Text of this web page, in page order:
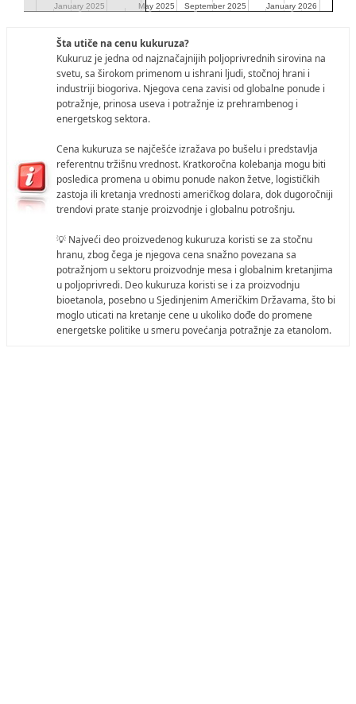
January 2025
January 2025 May 2025
May 2025 September 2025
September 2025 January 2026
January 2026
Šta utiče na cenu kukuruza?
Kukuruz je jedna od najznačajnijih poljoprivrednih sirovina na
svetu, sa širokom primenom u ishrani ljudi, stočnoj hrani i
industriji biogoriva. Njegova cena zavisi od globalne ponude i
potražnje, prinosa useva i potražnje iz prehrambenog i
energetskog sektora.
Cena kukuruza se najčešće izražava po bušelu i predstavlja
referentnu tržišnu vrednost. Kratkoročna kolebanja mogu biti
posledica promena u obimu ponude nakon žetve, logističkih
zastoja ili kretanja vrednosti američkog dolara, dok dugoročniji
trendovi prate stanje proizvodnje i globalnu potrošnju.
💡 Najveći deo proizvedenog kukuruza koristi se za stočnu
hranu, zbog čega je njegova cena snažno povezana sa
potražnjom u sektoru proizvodnje mesa i globalnim kretanjima
u poljoprivredi. Deo kukuruza koristi se i za proizvodnju
bioetanola, posebno u Sjedinjenim Američkim Državama, što bi
moglo uticati na kretanje cene u ukoliko dođe do promene
energetske politike u smeru povećanja potražnje za etanolom.